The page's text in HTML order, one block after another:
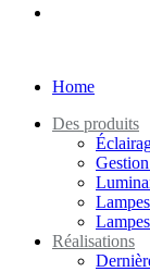
Home
Des produits
Réalisations